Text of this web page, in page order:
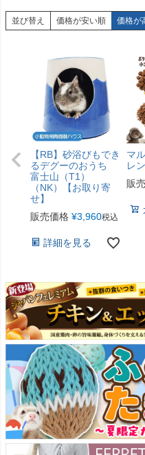
並び替え 価格が安い順 価格が
【RB】砂浴びもでき
るデグーのおうち
富士山（T1）
（NK）【お取り寄
せ】
販売価格 ¥3,960税込
詳細を見る
マ
レ
販